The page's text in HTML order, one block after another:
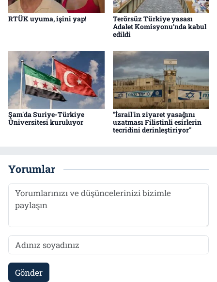
RTÜK uyuma, işini yap!
Terörsüz Türkiye yasası
Adalet Komisyonu'nda kabul
edildi
Şam'da Suriye-Türkiye
Üniversitesi kuruluyor
"İsrail'in ziyaret yasağını
uzatması Filistinli esirlerin
tecridini derinleştiriyor"
Yorumlar
Gönder